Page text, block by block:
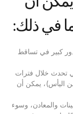
في ذلك:
كبير في تساقط
تحدث خلال فترات
اليأس)، يمكن أن
والمعادن، وسوء